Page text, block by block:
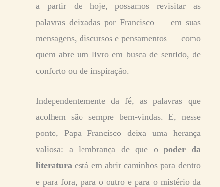
a partir de hoje, possamos revisitar as
palavras deixadas por Francisco — em suas
mensagens, discursos e pensamentos — como
quem abre um livro em busca de sentido, de
conforto ou de inspiração.
Independentemente da fé, as palavras que
acolhem são sempre bem-vindas. E, nesse
ponto, Papa Francisco deixa uma herança
valiosa: a lembrança de que opoder da
literatura está em abrir caminhos para dentro
e para fora, para o outro e para o mistério da